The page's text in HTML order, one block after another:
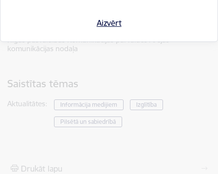
Aizvērt
Rīgas pašvaldības Komunikācijas pārvaldes Ārējās
komunikācijas nodaļa
Saistītas tēmas
Aktualitātes: Informācija medijiem Izglītība
Pilsētā un sabiedrībā
Drukāt lapu